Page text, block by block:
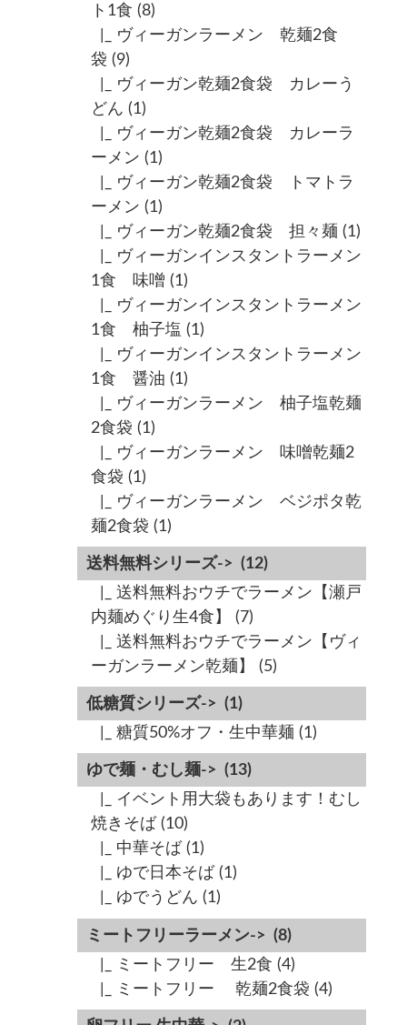
ト1食 (8)
|_ ヴィーガンラーメン 乾麺2食
袋 (9)
|_ ヴィーガン乾麺2食袋 カレーう
どん (1)
|_ ヴィーガン乾麺2食袋 カレーラ
ーメン (1)
|_ ヴィーガン乾麺2食袋 トマトラ
ーメン (1)
|_ ヴィーガン乾麺2食袋 担々麺 (1)
|_ ヴィーガンインスタントラーメン
1食 味噌 (1)
|_ ヴィーガンインスタントラーメン
1食 柚子塩 (1)
|_ ヴィーガンインスタントラーメン
1食 醤油 (1)
|_ ヴィーガンラーメン 柚子塩乾麺
2食袋 (1)
|_ ヴィーガンラーメン 味噌乾麺2
食袋 (1)
|_ ヴィーガンラーメン ベジポタ乾
麺2食袋 (1)
送料無料シリーズ-> (12)
|_ 送料無料おウチでラーメン【瀬戸
内麺めぐり生4食】
(7)
|_ 送料無料おウチでラーメン【ヴィ
ーガンラーメン乾麺】
(5)
低糖質シリーズ-> (1)
|_ 糖質50%オフ・生中華麺 (1)
ゆで麺・むし麺-> (13)
|_ イベント用大袋もあります！むし
焼きそば (10)
|_ 中華そば (1)
|_ ゆで日本そば (1)
|_ ゆでうどん (1)
ミートフリーラーメン-> (8)
|_ ミートフリー 生2食 (4)
|_ ミートフリー 乾麺2食袋 (4)